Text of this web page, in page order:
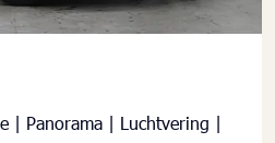
| Panorama | Luchtvering |